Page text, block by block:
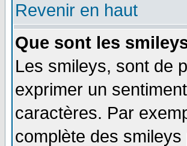
Revenir en haut
Que sont les
Les smileys, sont de
exprimer un
caractères. Par
complète des